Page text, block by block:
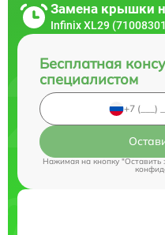
Замена крышки
Infinix XL29
Бесплатная
специалистом
Нажимая на кнопку "Оставить